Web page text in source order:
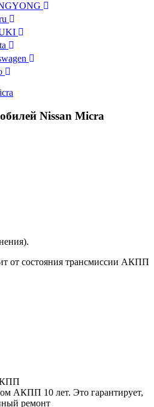
Nissan Micra
от состояния трансмиссии АКПП
АКПП 10 лет. Это гарантирует,
ремонт